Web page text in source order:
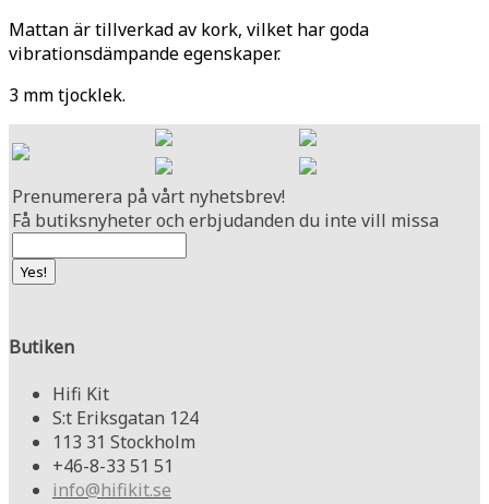
Mattan är tillverkad av kork, vilket har goda
vibrationsdämpande egenskaper.
3 mm tjocklek.
Prenumerera på vårt nyhetsbrev!
Få butiksnyheter och erbjudanden du inte vill missa
Butiken
Hifi Kit
S:t Eriksgatan 124
113 31 Stockholm
+46-8-33 51 51
info@hifikit.se